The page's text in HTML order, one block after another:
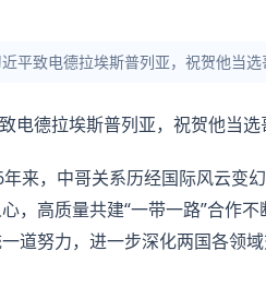
致电德拉埃斯普列亚，祝贺他当选
德拉埃斯普列亚，祝贺他当选
来，中哥关系历经国际风云变
，高质量共建“一带一路”合作
道努力，进一步深化两国各领